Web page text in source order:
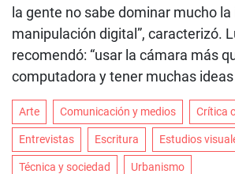
la gente no sabe dominar mucho la
manipulación digital”, caracterizó.
recomendó: “usar la cámara más
computadora y tener muchas ideas
Arte Comunicación y medios Crítica
Entrevistas Escritura Estudios
Técnica y sociedad Urbanismo